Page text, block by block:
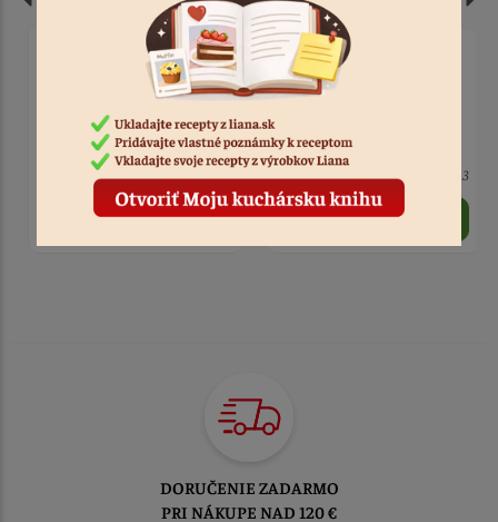
Podložka zlatá hrubá 22
Kód: 3813
Podložka hrubá zlatá 28
> 10 Kód: 2155
0,60 €
TOVAR ODOSIELAME
DO 1-2 PRACOVNÝCH DNÍ